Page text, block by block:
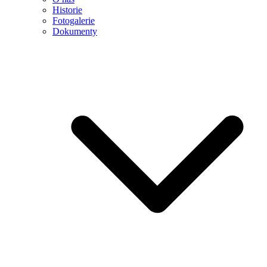
Historie
Fotogalerie
Dokumenty